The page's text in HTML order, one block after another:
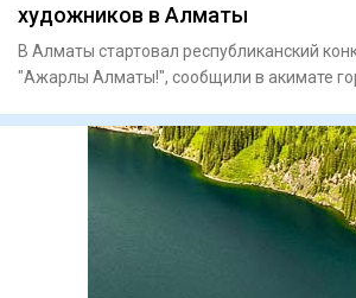
художников в Алматы
В Алматы стартовал республиканский
"Ажарлы Алматы!", сообщили в акимате